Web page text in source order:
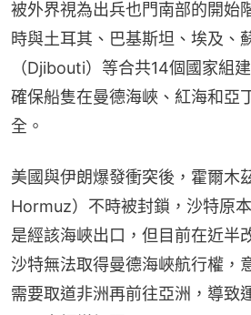
時與土耳其、巴基斯坦、埃及、
（Djibouti）等合共14個國家組建
確保船隻在曼德海峽、紅海和亞
全。
Hormuz）不時被封鎖，沙特原本
是經該海峽出口，但目前在近半
沙特無法取得曼德海峽航行權，
需要取道非洲再前往亞洲，導致
天，大幅增加至50天。